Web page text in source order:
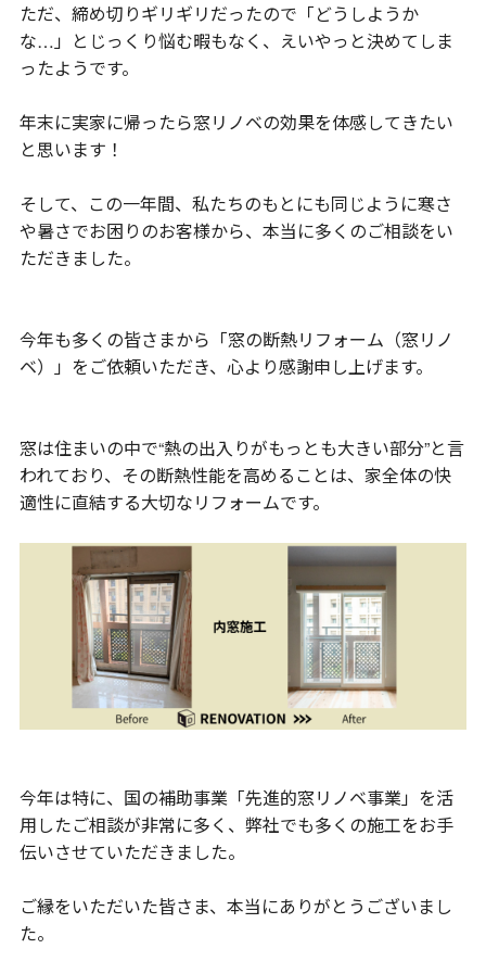
ただ、締め切りギリギリだったので「どうしようか
な…」とじっくり悩む暇もなく、えいやっと決めてしま
ったようです。
年末に実家に帰ったら窓リノベの効果を体感してきたい
と思います！
そして、この一年間、私たちのもとにも同じように寒さ
や暑さでお困りのお客様から、本当に多くのご相談をい
ただきました。
今年も多くの皆さまから「窓の断熱リフォーム（窓リノ
ベ）」をご依頼いただき、心より感謝申し上げます。
窓は住まいの中で“熱の出入りがもっとも大きい部分”と言
われており、その断熱性能を高めることは、家全体の快
適性に直結する大切なリフォームです。
今年は特に、国の補助事業「先進的窓リノベ事業」を活
用したご相談が非常に多く、弊社でも多くの施工をお手
伝いさせていただきました。
ご縁をいただいた皆さま、本当にありがとうございまし
た。